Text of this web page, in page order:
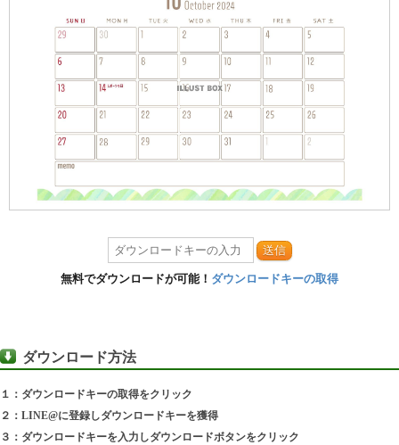
送信
無料でダウンロードが可能！ ダウンロードキーの取得
ダウンロード方法
１：ダウンロードキーの取得をクリック
２：LINE@に登録しダウンロードキーを獲得
３：ダウンロードキーを入力しダウンロードボタンをクリック